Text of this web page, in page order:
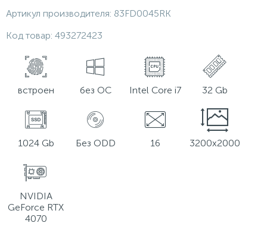
Артикул производителя: 83FD0045RK
Код товар: 493272423
встроен без ОС Intel Core i7 32 Gb
1024 Gb Без ODD 16 3200x2000
NVIDIA
GeForce RTX
4070